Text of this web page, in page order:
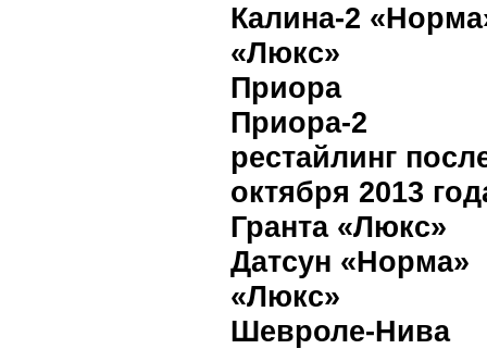
Калина-2
«Люкс»
Приора
Приора-2
рестайлинг
октября 2013
Гранта «Люкс»
Датсун «Норма»
«Люкс»
Шевроле-Нива